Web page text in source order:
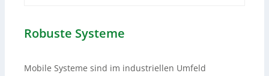
Robuste Systeme
Mobile Systeme sind im industriellen Umfeld